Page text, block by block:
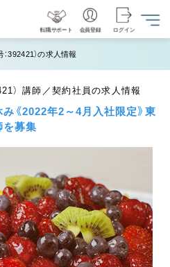
転職サポート 会員登録 ログイン
392421）の求人情報
） 講師／契約社員の求人情報
《2022年2～4月入社限定》東
を募集